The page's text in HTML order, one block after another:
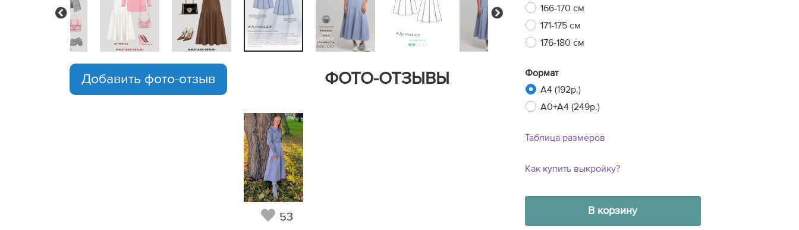
Previous Next
166-170 см
171-175 см
176-180 см
Формат
A4 (192р.)
A0+A4 (249р.)
Таблица размеров
Как купить выкройку?
В корзину
ФОТО-ОТЗЫВЫ
Добавить фото-отзыв
53